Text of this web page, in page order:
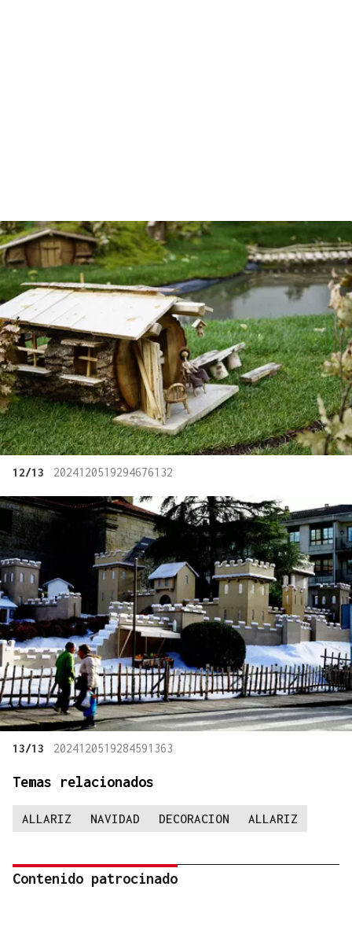
12/13 2024120519294676132
13/13 2024120519284591363
Temas relacionados
ALLARIZ NAVIDAD DECORACION ALLARIZ
Contenido patrocinado